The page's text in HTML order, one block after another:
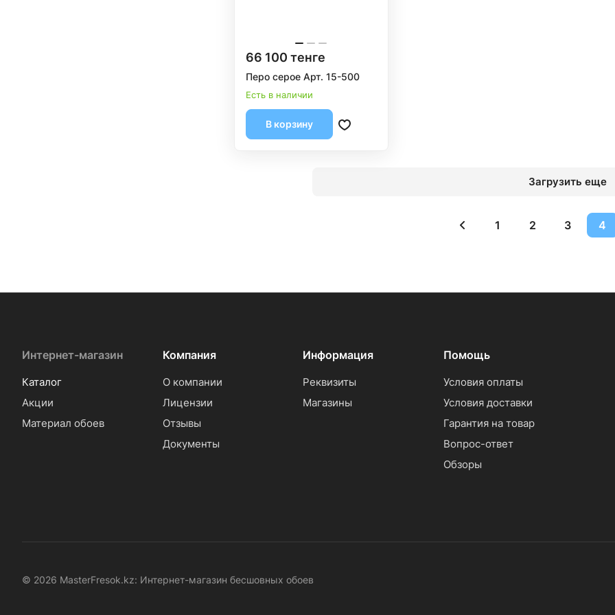
66 100 тенге
Перо серое Арт. 15-500
Есть в наличии
В корзину
Загрузить еще
1 2 3 4
Интернет-магазин
Каталог
Акции
Материал обоев
Компания
О компании
Лицензии
Отзывы
Документы
Информация
Реквизиты
Магазины
Помощь
Условия оплаты
Условия доставки
Гарантия на товар
Вопрос-ответ
Обзоры
© 2026 MasterFresok.kz: Интернет-магазин бесшовных обоев